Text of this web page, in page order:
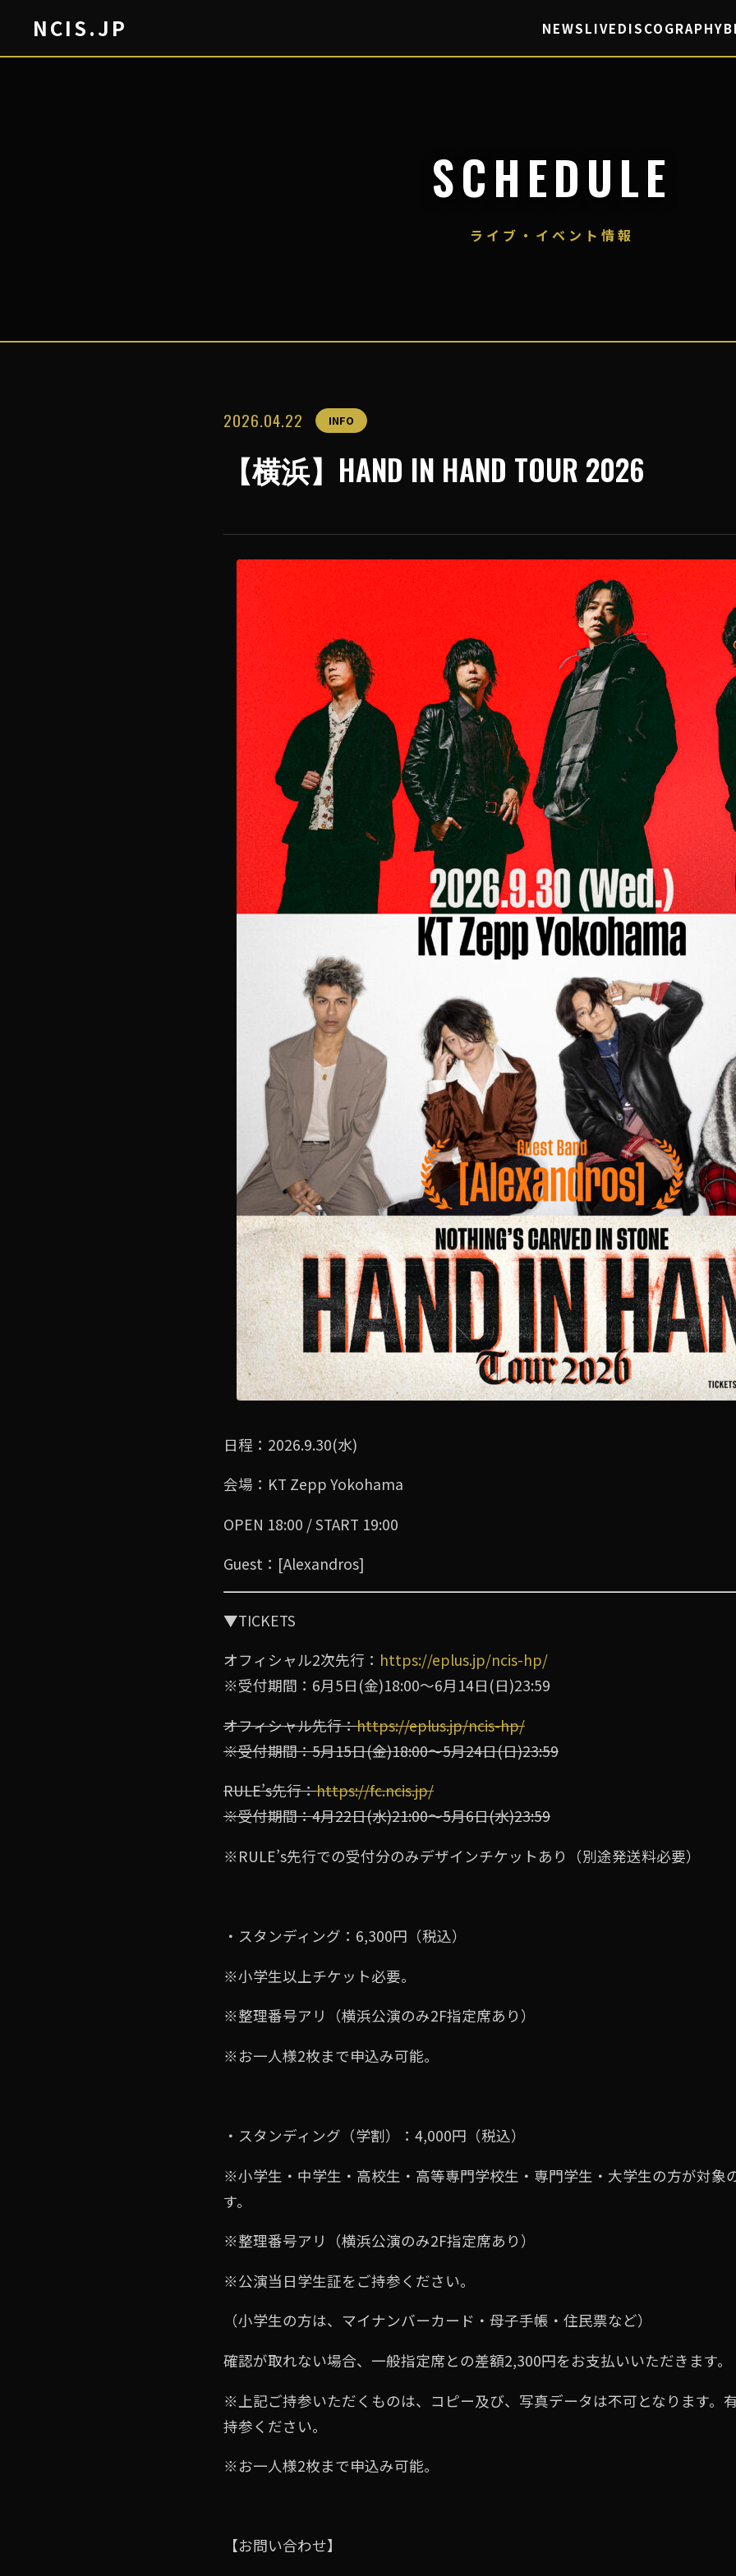
NCIS.JP NEWSLIVEDISCOGRAPHY
SCHEDULE
ライブ・イベント情報
2026.04.22 INFO
【横浜】HAND IN HAND TOUR 2026
日程：2026.9.30(水)
会場：KT Zepp Yokohama
OPEN 18:00 / START 19:00
Guest：[Alexandros]
▼TICKETS
オフィシャル2次先行： https://eplus.jp/ncis-hp/
※受付期間：6月5日(金)18:00〜6月14日(日)23:59
オフィシャル先行：https://eplus.jp/ncis-hp/
※受付期間：5月15日(金)18:00〜5月24日(日)23:59
RULE’s先行：https://fc.ncis.jp/
※受付期間：4⽉22⽇(⽔)21:00〜5⽉6⽇(⽔)23:59
※RULE’s先⾏での受付分のみデザインチケットあり（別途発送料必要）
・スタンディング：6,300円（税込）
※⼩学⽣以上チケット必要。
※整理番号アリ（横浜公演のみ2F指定席あり）
※お⼀⼈様2枚まで申込み可能。
・スタンディング（学割）：4,000円（税込）
※⼩学⽣・中学⽣・⾼校⽣・⾼等専⾨学校⽣・専⾨学⽣・⼤学⽣の⽅が対象
す。
※整理番号アリ（横浜公演のみ2F指定席あり）
※公演当⽇学⽣証をご持参ください。
（⼩学⽣の⽅は、マイナンバーカード・⺟⼦⼿帳・住⺠票など）
確認が取れない場合、⼀般指定席との差額2,300円をお⽀払いいただきます。
※上記ご持参いただくものは、コピー及び、写真データは不可となります。
持参ください。
※お⼀⼈様2枚まで申込み可能。
【お問い合わせ】